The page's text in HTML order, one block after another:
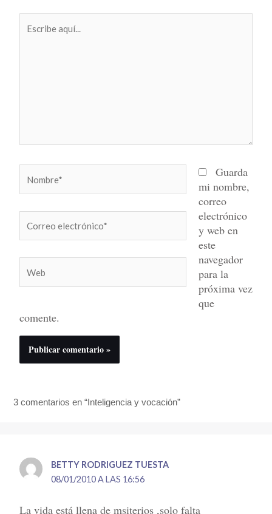
aquí...
electrónico*
Guarda
mi nombre,
correo
electrónico
y web en
este
navegador
para la
próxima vez
que
comente.
3 comentarios en “Inteligencia y vocación”
BETTY RODRIGUEZ TUESTA
08/01/2010 A LAS 16:56
La vida está llena de msiterios ,solo falta